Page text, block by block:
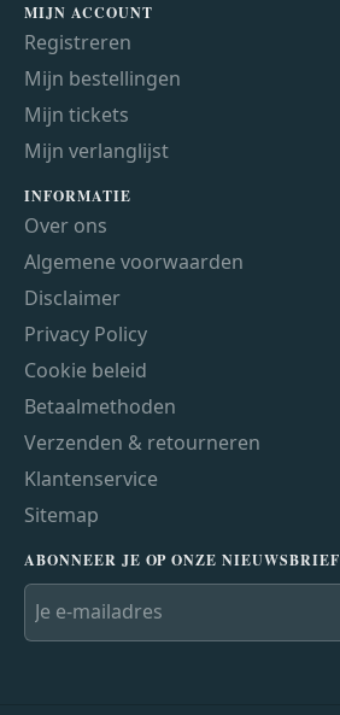
MIJN ACCOUNT
Registreren
Mijn bestellingen
Mijn tickets
Mijn verlanglijst
INFORMATIE
Over ons
Algemene voorwaarden
Disclaimer
Privacy Policy
Cookie beleid
Betaalmethoden
Verzenden & retourneren
Klantenservice
Sitemap
ABONNEER JE OP ONZE NIEUWSBRIEF